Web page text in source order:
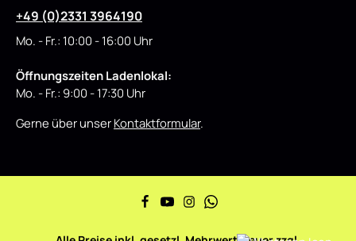
+49 (0)2331 3964190
Mo. - Fr.: 10:00 - 16:00 Uhr
Öffnungszeiten Ladenlokal:
Mo. - Fr.: 9:00 - 17:30 Uhr
Gerne über unser Kontaktformular.